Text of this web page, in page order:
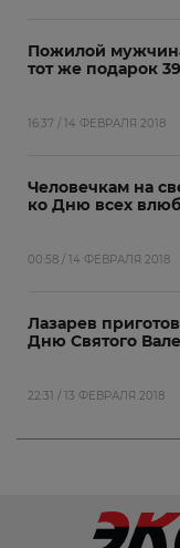
Пожилой
тот же подарок
16:37 / 14 ФЕВРАЛЯ 2018
Человечкам на
ко Дню всех
00:58 / 14 ФЕВРАЛЯ 2018
Лазарев
Дню Святого
22:31 / 13 ФЕВРАЛЯ 2018